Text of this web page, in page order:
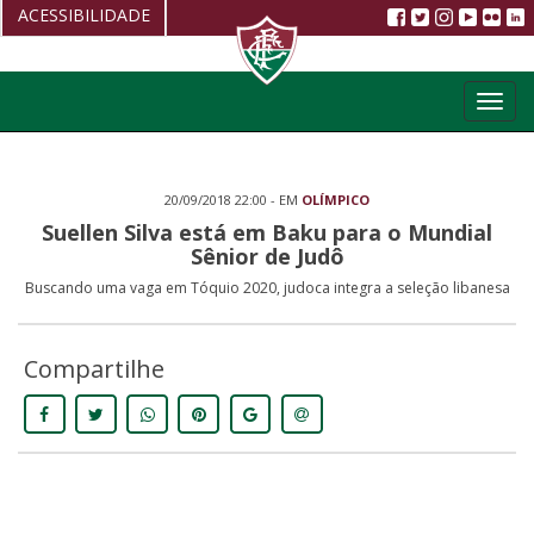
20/09/2018 22:00 - EM OLÍMPICO
Suellen Silva está em Baku para o Mundial
Sênior de Judô
Buscando uma vaga em Tóquio 2020, judoca integra a seleção libanesa
Compartilhe
ACESSIBILIDADE